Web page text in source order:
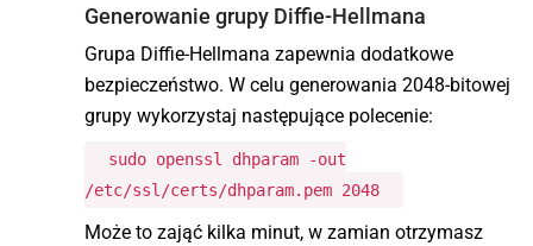
Generowanie grupy Diffie-Hellmana
Grupa Diffie-Hellmana zapewnia dodatkowe
bezpieczeństwo. W celu generowania 2048-bitowej
grupy wykorzystaj następujące polecenie:
sudo openssl dhparam -out
/etc/ssl/certs/dhparam.pem 2048
Może to zająć kilka minut, w zamian otrzymasz